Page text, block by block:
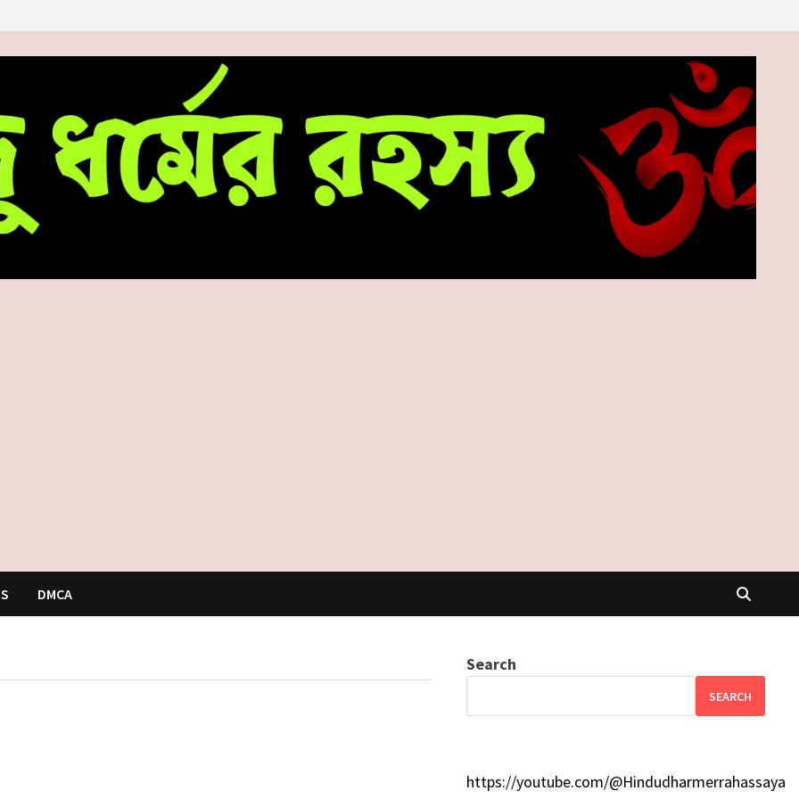
DMCA
Search
SEARCH
https://youtube.com/@Hindudharmerrahassaya